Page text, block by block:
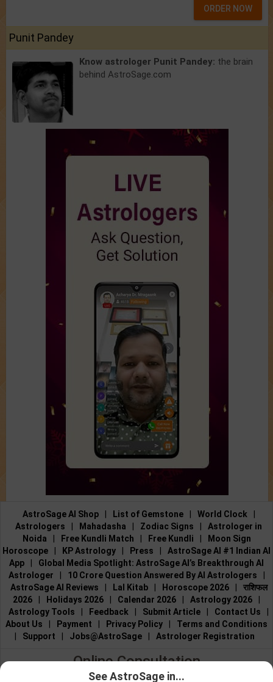
ORDER NOW
Punit Pandey
Know astrologer Punit Pandey: the brain
behind AstroSage.com
AstroSage AI Shop List of Gemstone World Clock
Astrologers
Mahadasha Zodiac Signs
Astrologer in
Noida
Free Kundli Match Free Kundli
Moon Sign
Horoscope
KP Astrology Press
AstroSage AI #1 Indian AI
App
Global Media Spotlight: AstroSage AI’s Breakthrough AI
Astrologer
10 Crore Question Answered By AI Astrologers
AstroSage AI Reviews
Lal Kitab Horoscope 2026
राशिफल
2026
Holidays 2026 Calendar 2026 Astrology 2026
Astrology Tools
Feedback Submit Article Contact Us
About Us
Payment Privacy Policy
Terms and Conditions
Support Jobs@AstroSage Astrologer Registration
Online Consultation
See AstroSage in...